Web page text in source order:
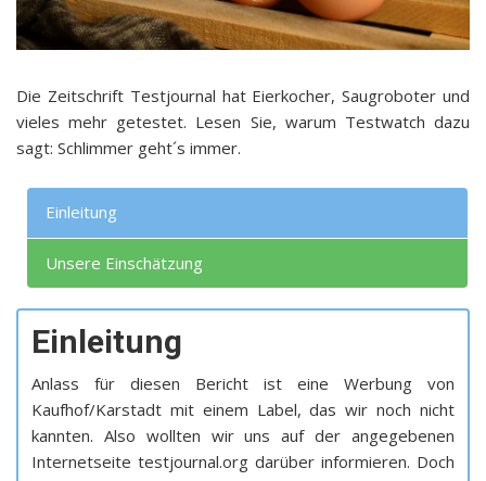
Die Zeitschrift Testjournal hat Eierkocher, Saugroboter und
vieles mehr getestet. Lesen Sie, warum Testwatch dazu
sagt: Schlimmer geht´s immer.
Einleitung
Unsere Einschätzung
Einleitung
Anlass für diesen Bericht ist eine Werbung von
Kaufhof/Karstadt mit einem Label, das wir noch nicht
kannten. Also wollten wir uns auf der angegebenen
Internetseite testjournal.org darüber informieren. Doch